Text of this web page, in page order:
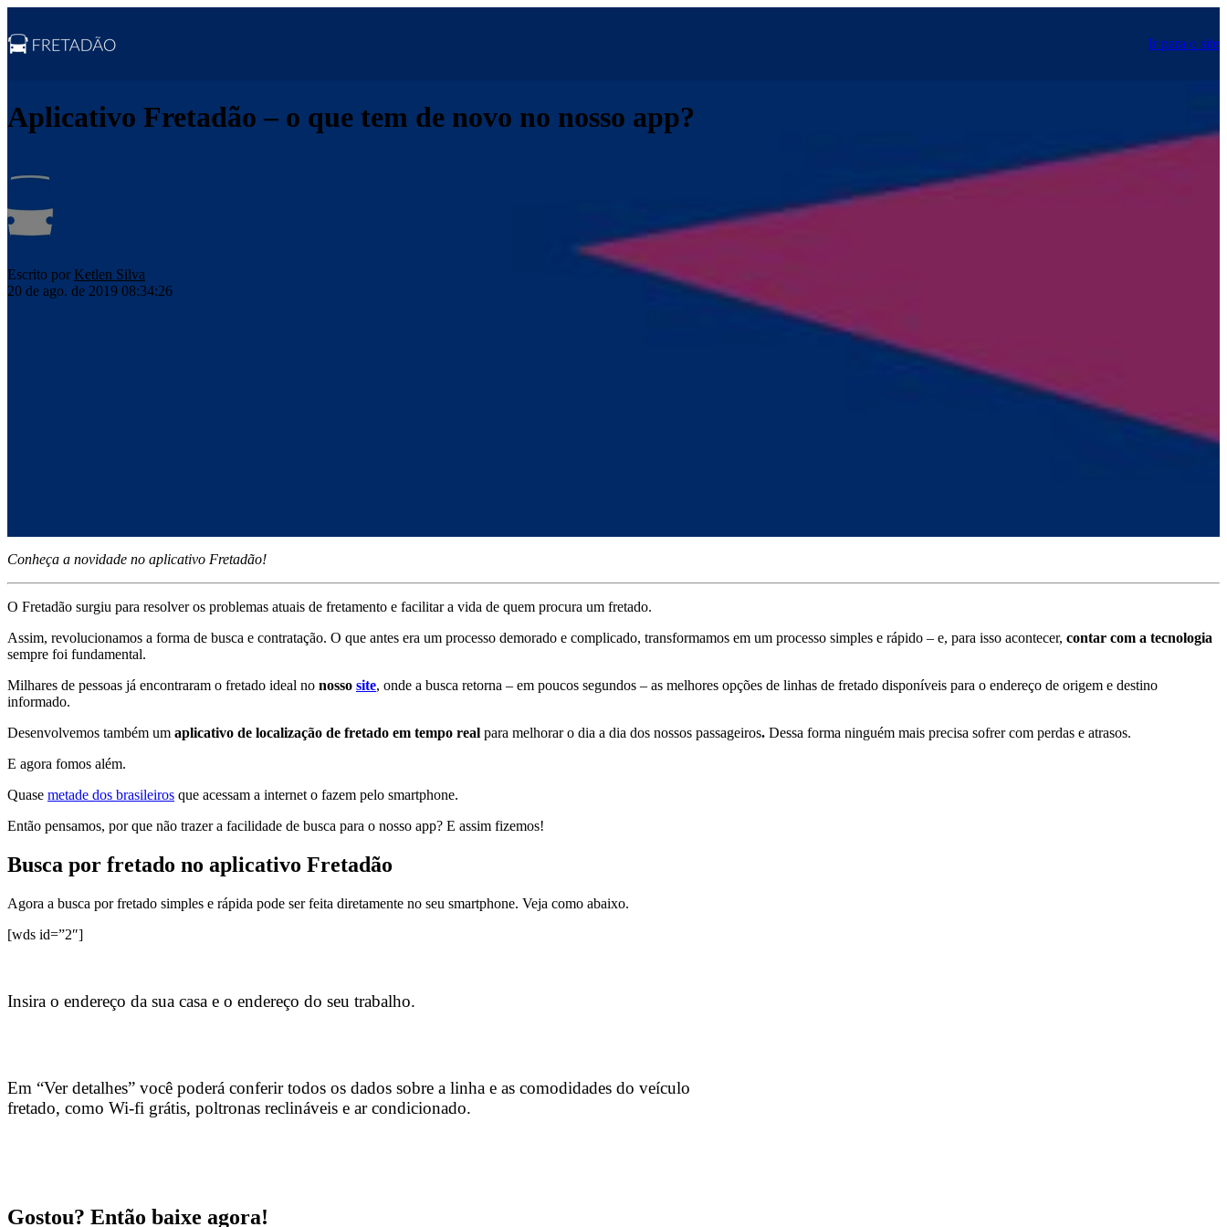
Ir para o site
Aplicativo Fretadão – o que tem de novo no nosso app?
Escrito por Ketlen Silva
20 de ago. de 2019 08:34:26
Conheça a novidade no aplicativo Fretadão!
O Fretadão surgiu para resolver os problemas atuais de fretamento e facilitar a vida de quem procura um fretado.
Assim, revolucionamos a forma de busca e contratação. O que antes era um processo demorado e complicado, transformamos em um processo simples e rápido – e, para isso acontecer, contar com a tecnologia
sempre foi fundamental.
Milhares de pessoas já encontraram o fretado ideal no nosso site, onde a busca retorna – em poucos segundos – as melhores opções de linhas de fretado disponíveis para o endereço de origem e destino
informado.
Desenvolvemos também um aplicativo de localização de fretado em tempo real para melhorar o dia a dia dos nossos passageiros. Dessa forma ninguém mais precisa sofrer com perdas e atrasos.
E agora fomos além.
Quase metade dos brasileiros que acessam a internet o fazem pelo smartphone.
Então pensamos, por que não trazer a facilidade de busca para o nosso app? E assim fizemos!
Busca por fretado no aplicativo Fretadão
Agora a busca por fretado simples e rápida pode ser feita diretamente no seu smartphone. Veja como abaixo.
[wds id=”2″]
Insira o endereço da sua casa e o endereço do seu trabalho.
Em “Ver detalhes” você poderá conferir todos os dados sobre a linha e as comodidades do veículo
fretado, como Wi-fi grátis, poltronas reclináveis e ar condicionado.
Gostou? Então baixe agora!